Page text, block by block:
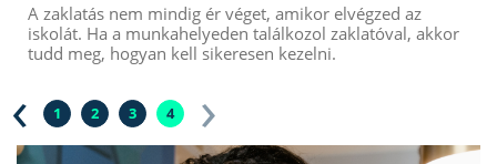
A zaklatás nem mindig ér véget, amikor elvégzed az
iskolát. Ha a munkahelyeden találkozol zaklatóval, akkor
tudd meg, hogyan kell sikeresen kezelni.
‹ 1 2 3 4 ›